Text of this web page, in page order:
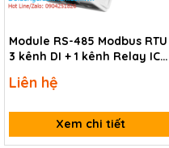
Module RS-485 Modbus RTU
3 kênh DI + 1 kênh Relay ICP
Liên hệ
Xem chi tiết